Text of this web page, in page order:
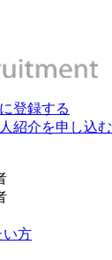
登録する
紹介を申し込む
い方